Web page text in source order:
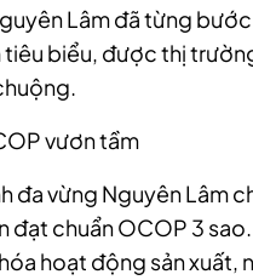
Lâm đã từng
tiêu biểu, được thị
vươn tầm
đa vừng Nguyên Lâm
đạt chuẩn OCOP 3
hoạt động sản xuất,